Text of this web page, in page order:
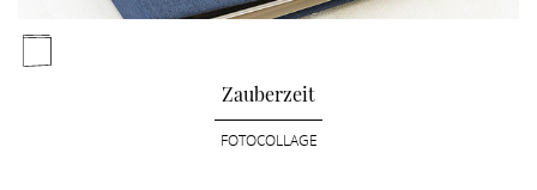
Zauberzeit
FOTOCOLLAGE